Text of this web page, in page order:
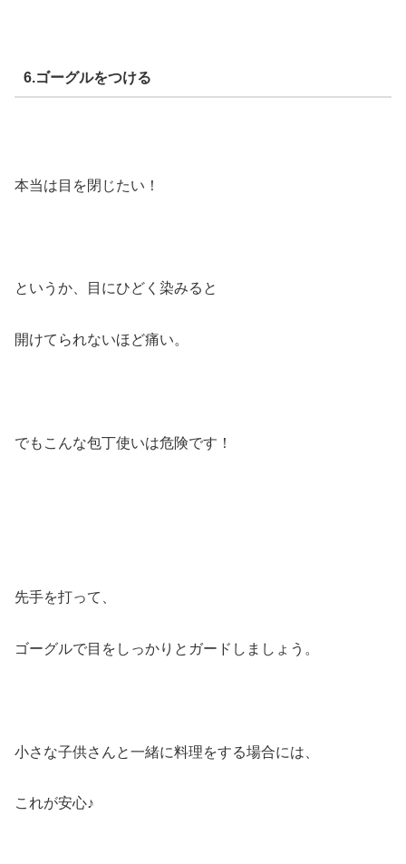
6.ゴーグルをつける
本当は目を閉じたい！
というか、目にひどく染みると
開けてられないほど痛い。
でもこんな包丁使いは危険です！
先手を打って、
ゴーグルで目をしっかりとガードしましょう。
小さな子供さんと一緒に料理をする場合には、
これが安心♪